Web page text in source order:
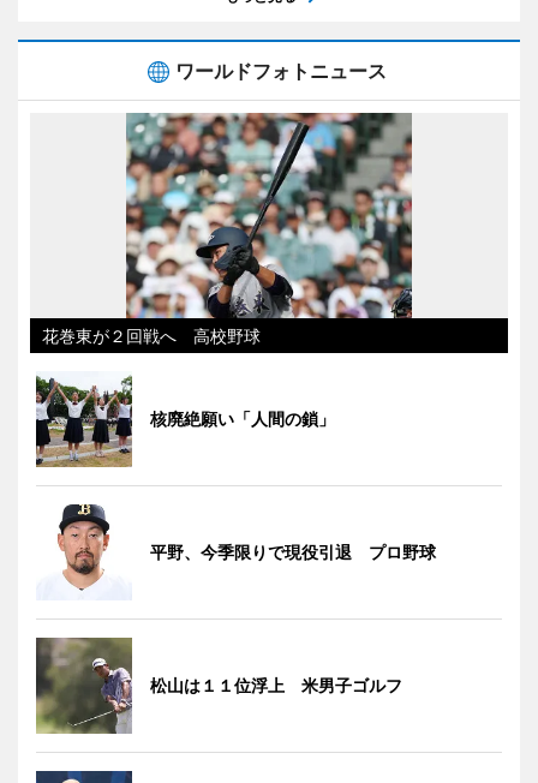
ワールドフォトニュース
花巻東が２回戦へ 高校野球
核廃絶願い「人間の鎖」
平野、今季限りで現役引退 プロ野球
松山は１１位浮上 米男子ゴルフ